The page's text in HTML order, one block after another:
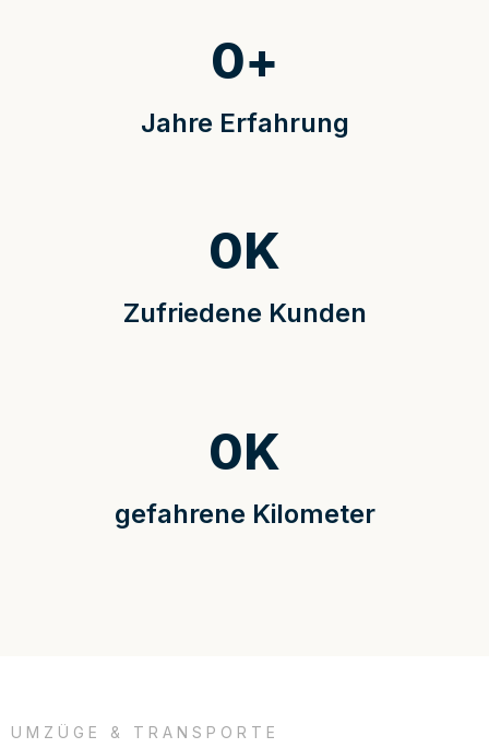
Jahre Erfahrung
0+
Zufriedene Kunden
0K
gefahrene Kilometer
0K
UMZÜGE & TRANSPORTE